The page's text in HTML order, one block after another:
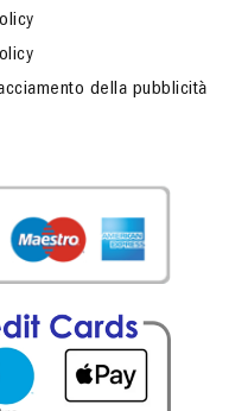
della pubblicità